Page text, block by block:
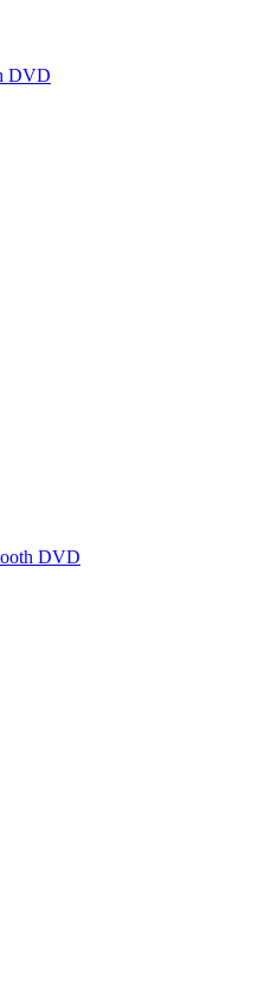
DVD
DVD